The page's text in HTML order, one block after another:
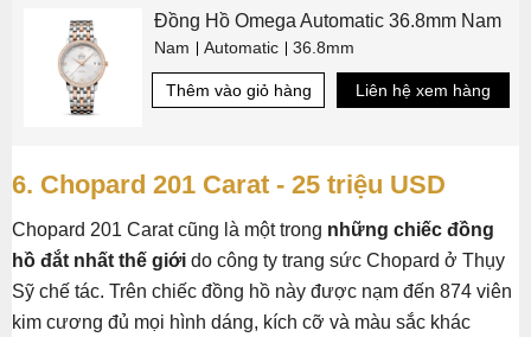
Đồng Hồ Omega Automatic 36.8mm Nam
Nam Automatic 36.8mm
Thêm vào giỏ hàng Liên hệ xem hàng
6. Chopard 201 Carat - 25 triệu USD
Chopard 201 Carat cũng là một trong những chiếc đồng
hồ đắt nhất thế giới do công ty trang sức Chopard ở Thụy
Sỹ chế tác. Trên chiếc đồng hồ này được nạm đến 874 viên
kim cương đủ mọi hình dáng, kích cỡ và màu sắc khác